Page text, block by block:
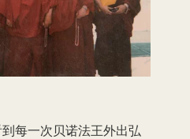
每一次贝诺法王外出弘